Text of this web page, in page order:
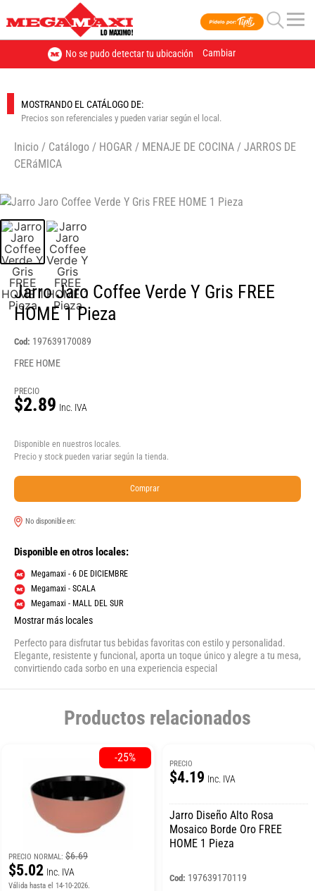
No se pudo detectar tu ubicación Cambiar
MOSTRANDO EL CATÁLOGO DE:
Precios son referenciales y pueden variar según el local.
Inicio / Catálogo / HOGAR / MENAJE DE COCINA / JARROS DE
CERáMICA
Jarro Jaro Coffee Verde Y Gris FREE
HOME 1 Pieza
Cod: 197639170089
FREE HOME
PRECIO
$2.89 Inc. IVA
Disponible en nuestros locales.
Precio y stock pueden variar según la tienda.
Comprar
No disponible en:
Disponible en otros locales:
Megamaxi - 6 DE DICIEMBRE
Megamaxi - SCALA
Megamaxi - MALL DEL SUR
Mostrar más locales
Perfecto para disfrutar tus bebidas favoritas con estilo y personalidad.
Elegante, resistente y funcional, aporta un toque único y alegre a tu mesa,
convirtiendo cada sorbo en una experiencia especial
Productos relacionados
PRECIO NORMAL:$6.69
$5.02 Inc. IVA
Válida hasta el 14-10-2026.
-25% PRECIO
$4.19 Inc. IVA
Jarro Diseño Alto Rosa
Mosaico Borde Oro FREE
HOME 1 Pieza
Cod: 197639170119